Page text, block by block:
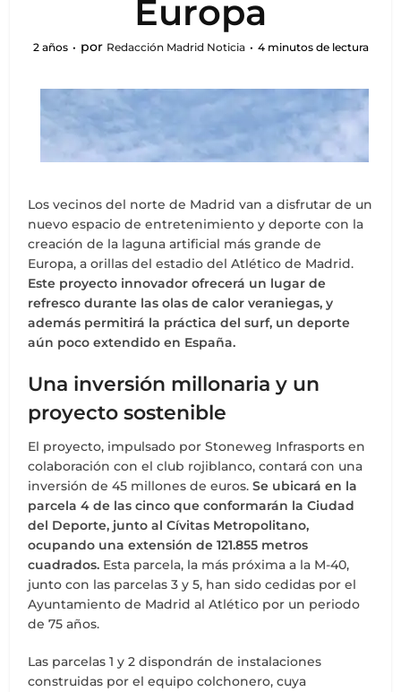
Europa
2 años por Redacción Madrid Noticia 4 minutos de lectura
Los vecinos del norte de Madrid van a disfrutar de un
nuevo espacio de entretenimiento y deporte con la
creación de la laguna artificial más grande de
Europa, a orillas del estadio del Atlético de Madrid.
Este proyecto innovador ofrecerá un lugar de
refresco durante las olas de calor veraniegas, y
además permitirá la práctica del surf, un deporte
aún poco extendido en España.
Una inversión millonaria y un
proyecto sostenible
El proyecto, impulsado por Stoneweg Infrasports en
colaboración con el club rojiblanco, contará con una
inversión de 45 millones de euros.Se ubicará en la
parcela 4 de las cinco que conformarán la Ciudad
del Deporte, junto al Cívitas Metropolitano,
ocupando una extensión de 121.855 metros
cuadrados. Esta parcela, la más próxima a la M-40,
junto con las parcelas 3 y 5, han sido cedidas por el
Ayuntamiento de Madrid al Atlético por un periodo
de 75 años.
Las parcelas 1 y 2 dispondrán de instalaciones
construidas por el equipo colchonero, cuya